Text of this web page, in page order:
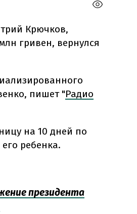
Крючков,
гривен, вернулся
пишет "Радио
на 10 дней по
ребенка.
президента